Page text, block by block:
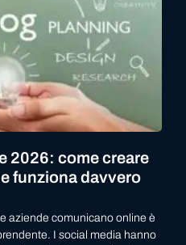
2026: come creare
funziona davvero
aziende comunicano online è
I social media hanno